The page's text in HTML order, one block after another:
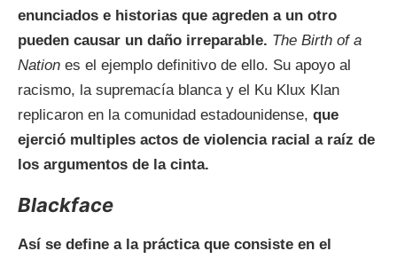
enunciados e historias que agreden a un otro
pueden causar un daño irreparable. The Birth of a
Nation es el ejemplo definitivo de ello. Su apoyo al
racismo, la supremacía blanca y el Ku Klux Klan
replicaron en la comunidad estadounidense, que
ejerció multiples actos de violencia racial a raíz de
los argumentos de la cinta.
Blackface
Así se define a la práctica que consiste en el